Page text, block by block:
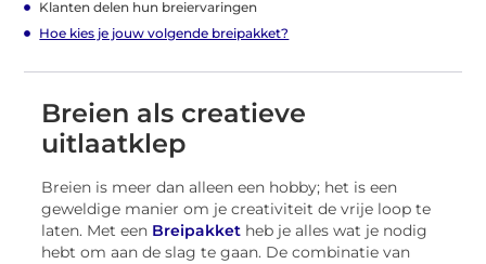
Klanten delen hun breiervaringen
Hoe kies je jouw volgende breipakket?
Breien als creatieve
uitlaatklep
Breien is meer dan alleen een hobby; het is een
geweldige manier om je creativiteit de vrije loop te
laten. Met een Breipakket heb je alles wat je nodig
hebt om aan de slag te gaan. De combinatie van